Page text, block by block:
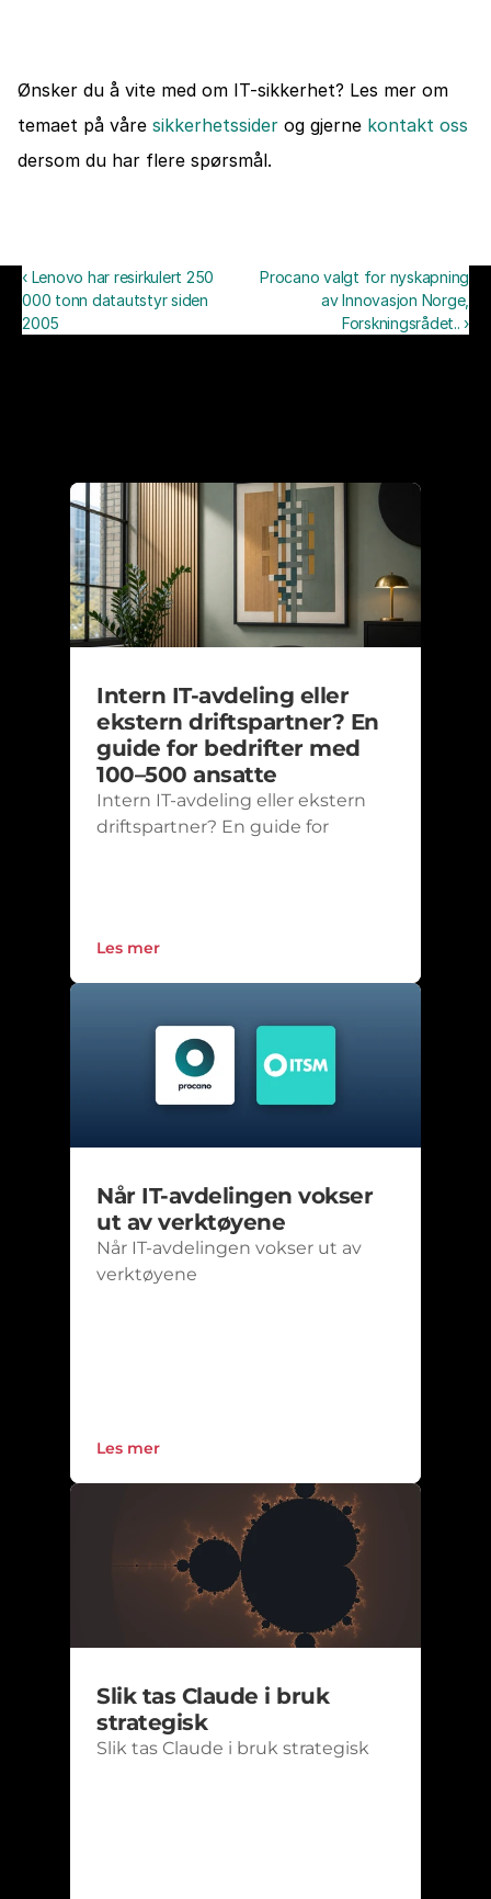
Ønsker du å vite med om IT-sikkerhet? Les mer om
temaet på våre sikkerhetssider og gjerne kontakt oss
dersom du har flere spørsmål.
‹ Lenovo har resirkulert 250
000 tonn datautstyr siden
2005
Procano valgt for nyskapning
av Innovasjon Norge,
Forskningsrådet.. ›
Intern IT-avdeling eller
ekstern driftspartner? En
guide for bedrifter med
100–500 ansatte
Intern IT-avdeling eller ekstern
driftspartner? En guide for
Les mer
Når IT-avdelingen vokser
ut av verktøyene
Når IT-avdelingen vokser ut av
verktøyene
Les mer
Slik tas Claude i bruk
strategisk
Slik tas Claude i bruk strategisk